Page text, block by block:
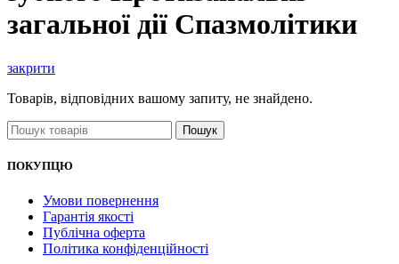
загальної дії Спазмолітики
закрити
Товарів, відповідних вашому запиту, не знайдено.
Пошук
ПОКУПЦЮ
Умови повернення
Гарантія якості
Публічна оферта
Політика конфіденційності